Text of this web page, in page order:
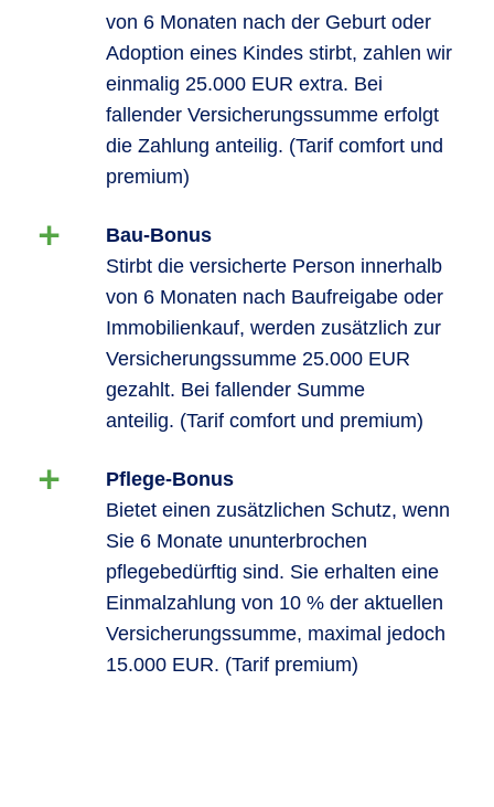
von 6 Monaten nach der Geburt oder
Adoption eines Kindes stirbt, zahlen wir
einmalig 25.000 EUR extra. Bei
fallender Versicherungssumme erfolgt
die Zahlung anteilig. (Tarif comfort und
premium)
Bau-Bonus
Stirbt die versicherte Person innerhalb
von 6 Monaten nach Baufreigabe oder
Immobilienkauf, werden zusätzlich zur
Versicherungssumme 25.000 EUR
gezahlt. Bei fallender Summe
anteilig. (Tarif comfort und premium)
Pflege-Bonus
Bietet einen zusätzlichen Schutz, wenn
Sie 6 Monate ununterbrochen
pflegebedürftig sind. Sie erhalten eine
Einmalzahlung von 10 % der aktuellen
Versicherungssumme, maximal jedoch
15.000 EUR. (Tarif premium)